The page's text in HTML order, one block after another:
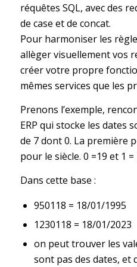
réquêtes SQL, avec des
de case et de concat.
Pour harmoniser les
allèger visuellement vos
créer votre propre
mêmes services que les
Prenons l’exemple,
ERP qui stocke les dates
de 7 dont 0. La première
pour le siècle. 0 =19 et 1 =
Dans cette base :
950118 = 18/01/1995
1230118 = 18/01/2023
on peut trouver les
sont pas des dates, et